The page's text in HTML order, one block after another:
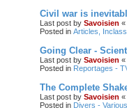
Civil war is
Last post by Savoisien «
Posted in Articles,
Going Clear -
Last post by Savoisien «
Posted in Reportages -
The Complete
Last post by Savoisien «
Posted in Divers - Various